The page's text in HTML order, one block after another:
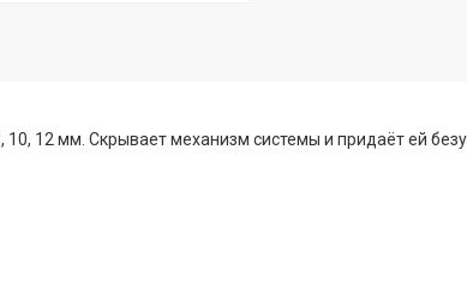
10, 12 мм. Скрывает механизм системы и придаёт ей